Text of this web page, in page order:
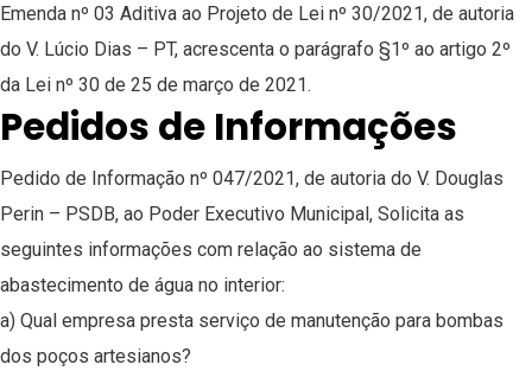
Emenda nº 03 Aditiva ao Projeto de Lei nº 30/2021, de autoria
do V. Lúcio Dias – PT, acrescenta o parágrafo §1º ao artigo 2º
da Lei nº 30 de 25 de março de 2021.
Pedidos de Informações
Pedido de Informação nº 047/2021, de autoria do V. Douglas
Perin – PSDB, ao Poder Executivo Municipal, Solicita as
seguintes informações com relação ao sistema de
abastecimento de água no interior:
a) Qual empresa presta serviço de manutenção para bombas
dos poços artesianos?